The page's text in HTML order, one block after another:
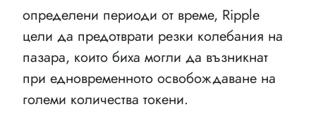
определени периоди от време, Ripple
цели да предотврати резки колебания на
пазара, които биха могли да възникнат
при едновременното освобождаване на
големи количества токени.